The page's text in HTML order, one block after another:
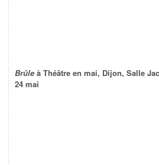
Brûle à Théâtre en mai, Dijon, Salle
24 mai